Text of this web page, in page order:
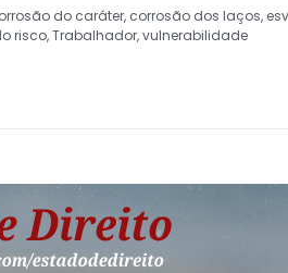
do caráter, corrosão dos laços,
risco,Trabalhador,vulnerabilidade